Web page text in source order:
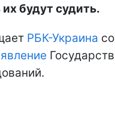
их будут судить.
РБК-Украина со